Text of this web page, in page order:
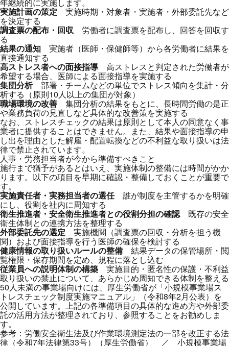
年継続的に実施します。
実施計画の策定 実施時期・対象者・実施者・外部委託先など
を決定する
調査票の配布・回収 労働者に調査票を配布し、回答を回収す
る
結果の通知 実施者（医師・保健師等）から各労働者に結果を
直接通知する
高ストレス者への面接指導 高ストレスと判定された労働者が
希望する場合、医師による面接指導を実施する
集団分析部署・チームなどの単位でストレス傾向を集計・分
析する（原則10人以上の集団が対象）
職場環境の改善 集団分析の結果をもとに、長時間労働の是正
や業務負荷の見直しなど具体的な改善策を実施する
なお、ストレスチェックの結果は原則として本人の同意なく事
業者に提供することはできません。また、結果や面接指導の申
し出を理由とした解雇・配置転換などの不利益な取り扱いは法
律で禁止されています。
人事・労務担当者が今から準備すべきこと
施行まで猶予があるとはいえ、実施体制の整備には時間がかか
ります。以下の項目を早期に確認・整備しておくことが重要で
す。
実施責任者・実務担当者の選任誰が制度を主管するかを明確
にし、役割を社内に周知する
衛生推進者・安全衛生推進者との役割分担の確認既存の安全
衛生体制との連携方法を整理する
外部委託先の選定 実施機関（調査票の回収・分析を担う機
関）および面接指導を行う医師の確保を検討する
健康情報の取り扱いルールの整備 結果データの保管場所・閲
覧権限・保存期間を定め、規程に落とし込む
従業員への説明体制の構築 実施目的・匿名性の保護・不利益
取り扱いの禁止について、あらかじめ周知できる体制を整える
50人未満の事業場向けには、厚生労働省が「小規模事業場ス
トレスチェック制度実施マニュアル」（令和8年2月公表）を
公開しています。上記の各準備項目の具体的な進め方や外部委
託の活用方法が整理されており、参照することをお勧めしま
す。
参考： 労働安全衛生法及び作業環境測定法の一部を改正する法
律（令和7年法律第33号）（厚生労働省） ／ 小規模事業場